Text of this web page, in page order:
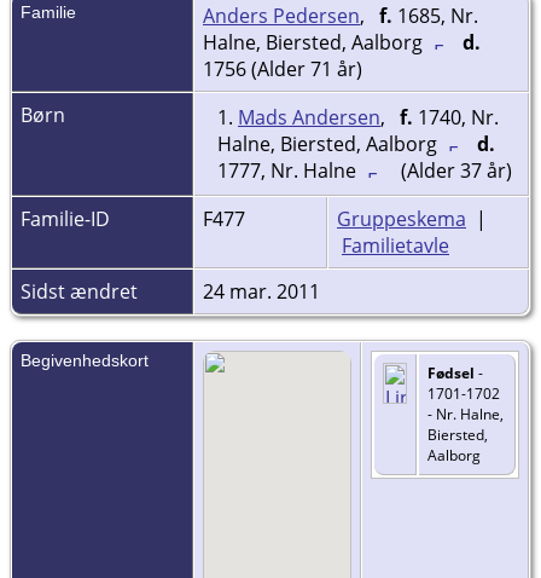
Familie Anders Pedersen, f. 1685, Nr.
Halne, Biersted, Aalborg
d.
1756 (Alder 71 år)
Børn
1. Mads Andersen, f. 1740, Nr.
Halne, Biersted, Aalborg
d.
1777, Nr. Halne
(Alder 37 år)
Familie-ID
F477 Gruppeskema |
Familietavle
Sidst ændret
24 mar. 2011
Begivenhedskort
Fødsel -
1701-1702
- Nr. Halne,
Biersted,
Aalborg